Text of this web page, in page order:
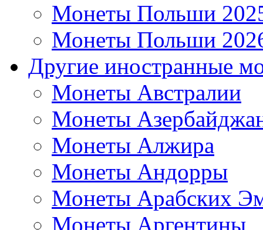
Монеты Польши
Монеты Польши
Другие иностранные
Монеты Австралии
Монеты
Монеты Алжира
Монеты Андорры
Монеты Арабских
Монеты Аргентины